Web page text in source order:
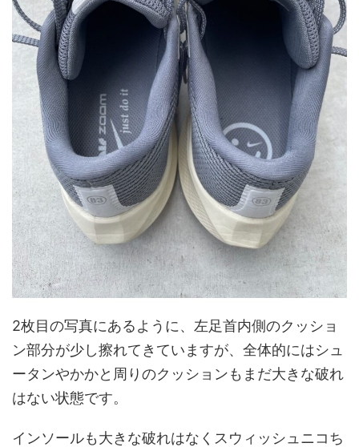
2枚目の写真にあるように、左足首内側のクッショ
ン部分が少し擦れてきていますが、全体的にはシュ
ータンやかかと周りのクッションもまだ大きな破れ
はない状態です。
インソールも大きな破れはなくスウィッシュニコち